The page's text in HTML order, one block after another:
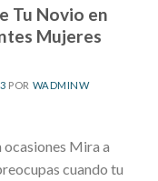
Tu Novio en
Mujeres
POR WADMINW
ocasiones Mira a
cuando tu